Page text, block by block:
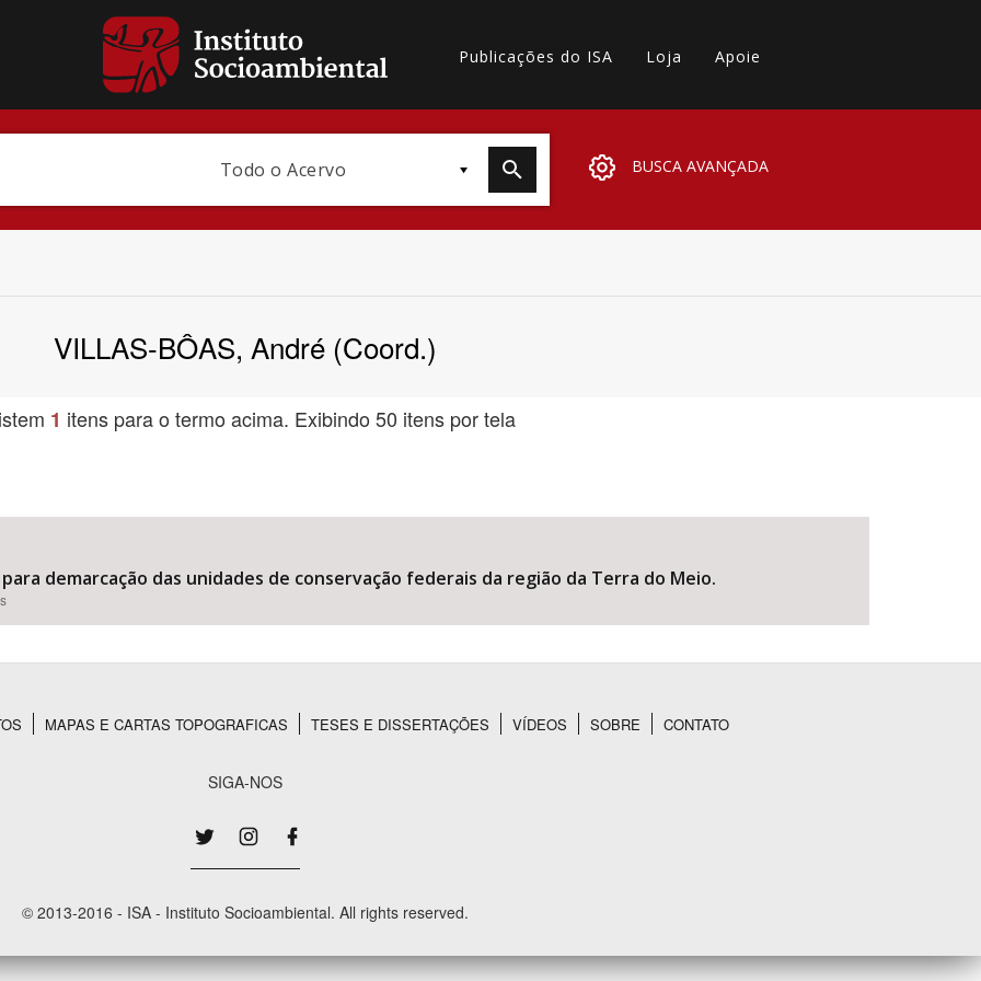
Publicações do ISA Loja Apoie
Todo o Acervo BUSCA AVANÇADA
Bioma / Bacia
VILLAS-BÔAS, André (Coord.)
1 itens para o termo acima. Exibindo 50 itens por tela
demarcação das unidades de conservação federais da região da Terra do Meio.
MAPAS E CARTAS TOPOGRAFICAS TESES E DISSERTAÇÕES VÍDEOS SOBRE CONTATO
SIGA-NOS
© 2013-2016 - ISA - Instituto Socioambiental. All rights reserved.